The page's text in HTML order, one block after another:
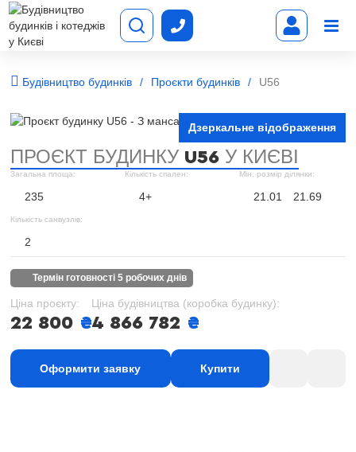
Будівництво будинків Проєкти будинків U56
Дзеркальне відображення
ПРОЄКТ БУДИНКУ U56 У КИЄВІ
Загальна площа:
235
Кількість спален:
4+
Мін. розмір ділянки:
21.01 21.69
Кількість санвузлів:
2
термін готовності 5 робочих днів
Ціна проєкту:
22 800 ₴
Ціна будівництва (коробка будинку):
4 866 782 ₴
Оформити заявку Купити